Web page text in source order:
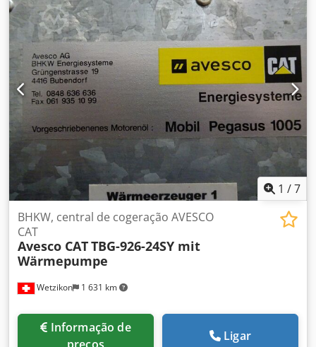
1 /7
Wetzikon 1 631 km
BHKW, central de cogeração AVESCO
CAT
Avesco CATTBG-926-24SY mit
Wärmepumpe
Ligar